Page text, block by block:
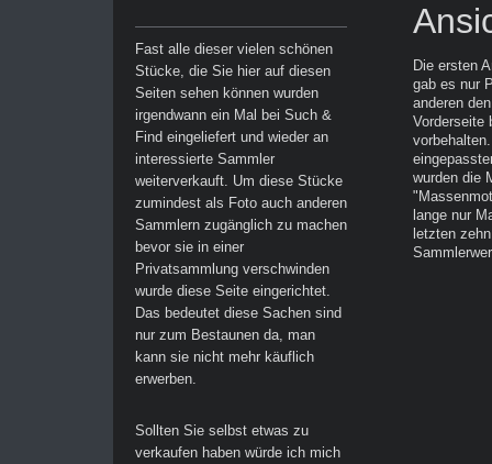
Die ersten
gab es nur
anderen
Vorderseite
wurden die
lange nur
letzten
Fast alle dieser vielen schönen
Stücke, die Sie hier auf diesen
Seiten sehen können wurden
irgendwann ein Mal bei Such &
Find eingeliefert und wieder an
interessierte Sammler
weiterverkauft. Um diese Stücke
zumindest als Foto auch anderen
Sammlern zugänglich zu machen
bevor sie in einer
Privatsammlung verschwinden
wurde diese Seite eingerichtet.
Das bedeutet diese Sachen sind
nur zum Bestaunen da, man
kann sie nicht mehr käuflich
erwerben.
Sollten Sie selbst etwas zu
verkaufen haben würde ich mich